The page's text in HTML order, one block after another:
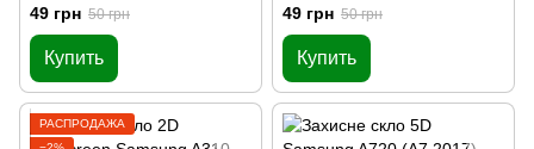
49 грн 50 грн
Купить
49 грн 50 грн
Купить
РАСПРОДАЖА